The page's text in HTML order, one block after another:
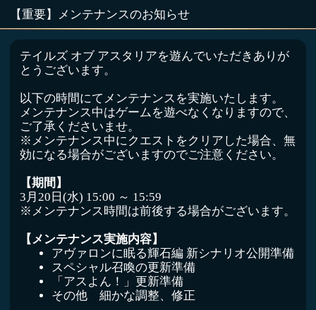
【重要】メンテナンスのお知らせ
とうございます。
以下の時間にてメンテナンスを実施いたします。
ご了承くださいませ。
※メンテナンス中にクエストをクリアした場合、無
効になる場合がございますのでご注意ください。
【期間】
3月20日(水) 15:00 ～ 15:59
※メンテナンス時間は前後する場合がございます。
アヴァロンに眠る輝石編 新シナリオ公開準備
スペシャル召喚の更新準備
「アスよん！」更新準備
その他 細かな調整、修正
ご迷惑をお掛けしますが、何卒ご理解ご協力のほど
よろしくお願いいたします。
引き続きテイルズ オブ アスタリアをよろしくお願
いいたします。
テイルズ オブ アスタリア 運営事務局